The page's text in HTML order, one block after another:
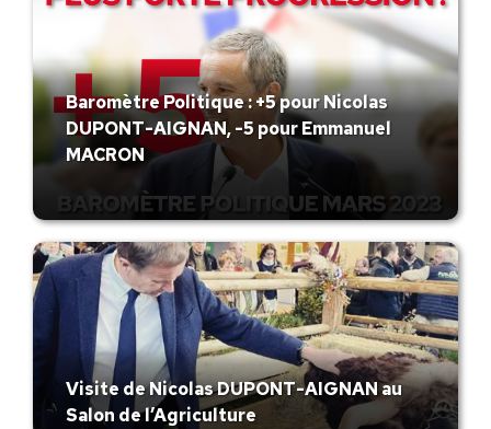
Baromètre Politique : +5 pour Nicolas
DUPONT-AIGNAN, -5 pour Emmanuel
MACRON
Visite de Nicolas DUPONT-AIGNAN au
Salon de l’Agriculture